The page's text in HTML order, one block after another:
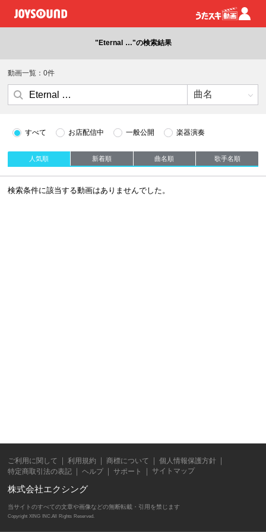
"Eternal …"の検索結果
動画一覧：0件
すべて お店配信中 一般公開 楽器演奏
人気順 新着順 曲名順 歌手名順
検索条件に該当する動画はありませんでした。
ご利用に関して 利用規約 商標について
個人情報保護方針
特定商取引法の表記
ヘルプ サポート サイトマップ
株式会社エクシング
当サイトのすべての文章や画像などの無断転載・引用を禁じます
Copyright XING INC.All Rights Reserved.